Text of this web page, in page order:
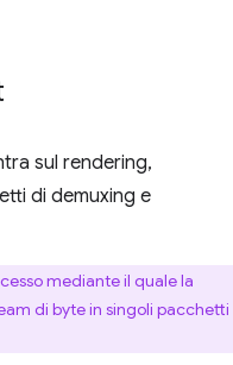
sul rendering,
di demuxing e
mediante il quale la
di byte in singoli pacchetti